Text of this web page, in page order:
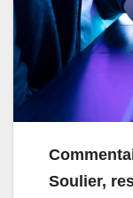
Soulier,